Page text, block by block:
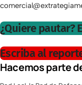
¿Quiere pautar?
Escriba al
Hacemos parte